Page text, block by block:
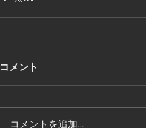
コメント
コメントを追加…